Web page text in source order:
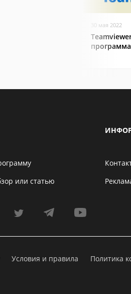
30 мая 2022
программа
или статью
Условия и правила Политика